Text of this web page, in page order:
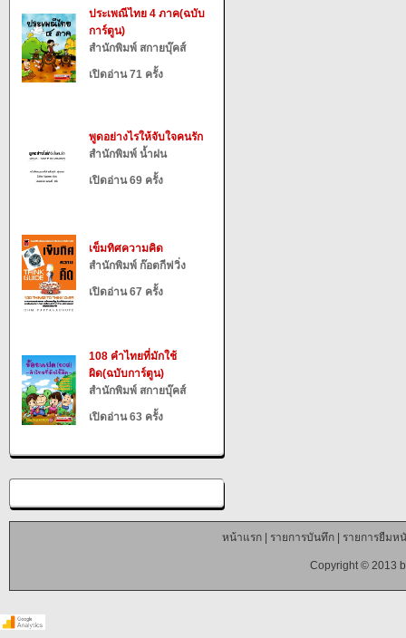
ประเพณีไทย 4 ภาค(ฉบับ
การ์ตูน)
สำนักพิมพ์ สกายบุ๊คส์
เปิดอ่าน 71 ครั้ง
พูดอย่างไรให้จับใจคนรัก
สำนักพิมพ์ น้ำฝน
เปิดอ่าน 69 ครั้ง
เข็มทิศความคิด
สำนักพิมพ์ ก๊อตกีฟวิ่ง
เปิดอ่าน 67 ครั้ง
108 คำไทยที่มักใช้
ผิด(ฉบับการ์ตูน)
สำนักพิมพ์ สกายบุ๊คส์
เปิดอ่าน 63 ครั้ง
หน้าแรก| รายการบันทึก| รายการยืมห
Copyright © 2013